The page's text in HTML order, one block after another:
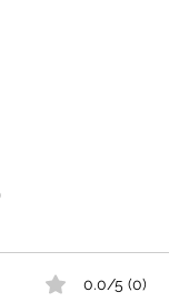
0.0/5 (0)